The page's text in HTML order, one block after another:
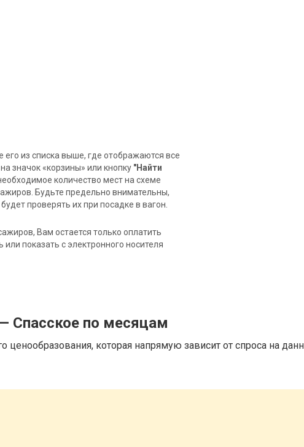
из списка выше, где отображаются все
значок «корзины» или кнопку "Найти
количество мест на схеме
Будьте предельно внимательны,
проверять их при посадке в вагон.
Вам остается только оплатить
показать с электронного носителя
Спасское по месяцам
ценообразования, которая напрямую зависит от спроса на